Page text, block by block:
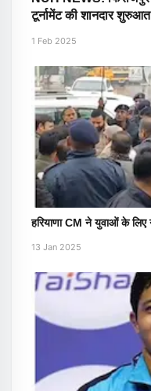
टूर्नामेंट की शानदार शुरुआत |
1 Feb 2025
हरियाणा CM ने युवाओं के लिए
13 Jan 2025